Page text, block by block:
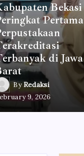
Bekasi
Pertama
di Jawa
By Redaksi
9, 2026